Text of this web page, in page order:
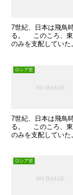
7世紀、日本は飛鳥
る。 このころ、東
のみを支配していた
ロシア史
7世紀、日本は飛鳥
る。 このころ、東
のみを支配していた
ロシア史